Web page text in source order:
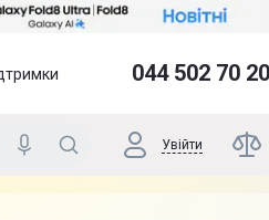
044 502 70 20
Увійти